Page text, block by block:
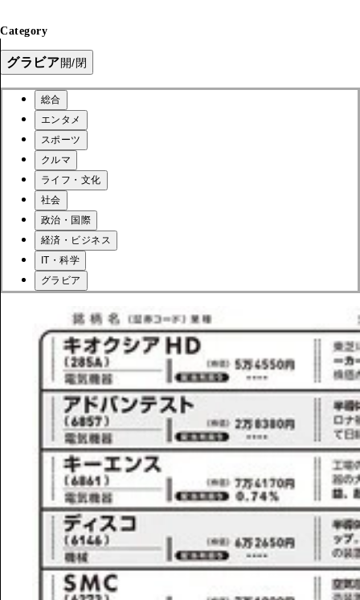
Category
グラビア開/閉
総合
エンタメ
スポーツ
クルマ
ライフ・文化
社会
政治・国際
経済・ビジネス
IT・科学
グラビア